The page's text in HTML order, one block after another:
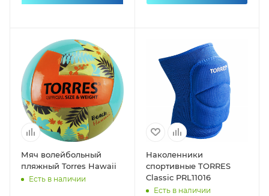
Мяч волейбольный
пляжный Torres Hawaii
Есть в наличии
Наколенники
спортивные TORRES
Classic PRL11016
Есть в наличии